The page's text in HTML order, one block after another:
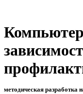
методическая разработка